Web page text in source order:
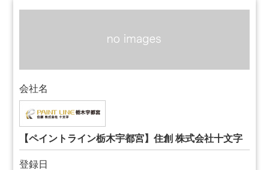
会社名
【ペイントライン栃木宇都宮】住創 株式会社十文字
登録日